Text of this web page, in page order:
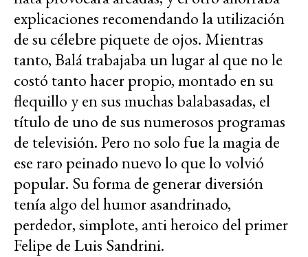
explicaciones recomendando la utilización
de su célebre piquete de ojos. Mientras
tanto, Balá trabajaba un lugar al que no le
costó tanto hacer propio, montado en su
flequillo y en sus muchas balabasadas, el
título de uno de sus numerosos programas
de televisión. Pero no solo fue la magia de
ese raro peinado nuevo lo que lo volvió
popular. Su forma de generar diversión
tenía algo del humor asandrinado,
perdedor, simplote, anti heroico del primer
Felipe de Luis Sandrini.